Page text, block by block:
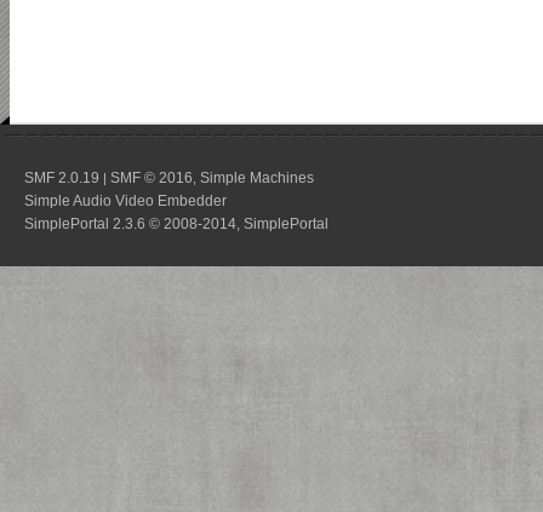
SMF 2.0.19 | SMF © 2016 Simple Machines
Simple Audio Video Embedder
SimplePortal 2.3.6 © 2008-2014, SimplePortal